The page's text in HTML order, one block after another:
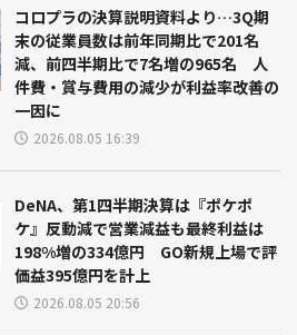
コロプラの決算説明資料より…3Q期
末の従業員数は前年同期比で201名
減、前四半期比で7名増の965名 人
件費・賞与費用の減少が利益率改善の
一因に
2026.08.05 16:39
DeNA、第1四半期決算は『ポケポ
ケ』反動減で営業減益も最終利益は
198%増の334億円 GO新規上場で評
価益395億円を計上
2026.08.05 20:56